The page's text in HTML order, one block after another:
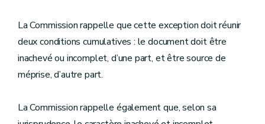
La Commission rappelle que cette exception doit réunir
deux conditions cumulatives : le document doit être
inachevé ou incomplet, d’une part, et être source de
méprise, d’autre part.
La Commission rappelle également que, selon sa